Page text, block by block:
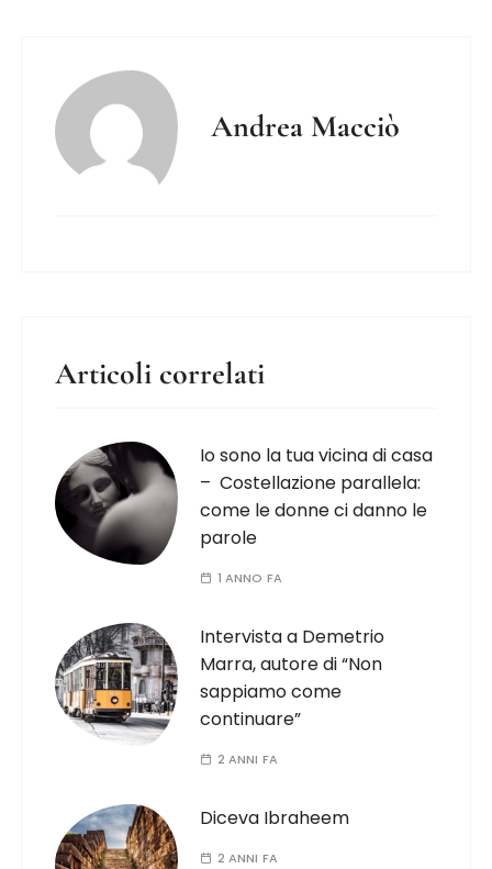
Andrea Macciò
Articoli correlati
Io sono la tua vicina di casa
– Costellazione parallela:
come le donne ci danno le
parole
1 ANNO FA
Intervista a Demetrio
Marra, autore di “Non
sappiamo come
continuare”
2 ANNI FA
Diceva Ibraheem
2 ANNI FA